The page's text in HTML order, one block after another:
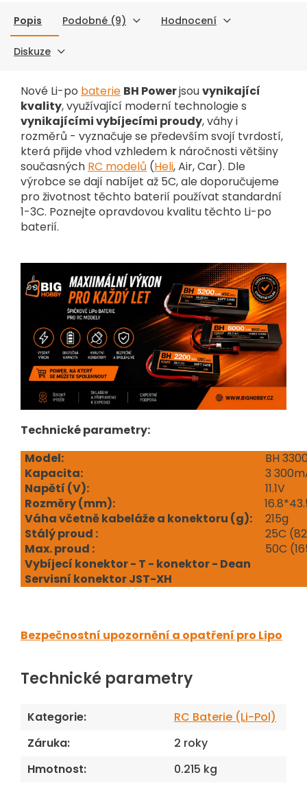
Popis Podobné (9) Hodnocení
Diskuze
Nové Li-po baterie BH Powerjsouvynikající
kvality, využívající moderní technologie s
vynikajícími vybíjecími proudy, váhy i
rozměrů - vyznačuje se především svojí tvrdostí,
která přijde vhod vzhledem k náročnosti většiny
současných RC modelů (Heli, Air, Car). Dle
výrobce se dají nabíjet až 5C, ale doporučujeme
pro životnost těchto baterií používat standardní
1-3C. Poznejte opravdovou kvalitu těchto Li-po
baterií.
Technické parametry:
Model:
BH
Kapacita:
3
Napětí (V):
11.1V
Rozměry (mm):
Váha včetně kabeláže a konektoru (g):
215g
Stálý proud :
25C
Max. proud :
50C
Vybíjecí konektor - T - konektor - Dean
Servisní konektor JST-XH
Bezpečnostní upozornění a opatření pro Lipo
Technické parametry
Kategorie:
RC Baterie (Li-Pol)
Záruka:
2 roky
Hmotnost:
0.215 kg